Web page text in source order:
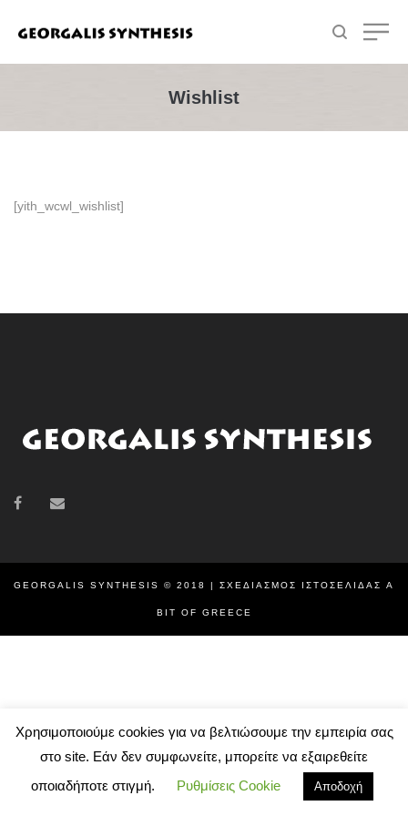
Wishlist
[yith_wcwl_wishlist]
GEORGALIS SYNTHESIS © 2018 | ΣΧΕΔΙΑΣΜΌΣ ΙΣΤΟΣΕΛΊΔΑΣ A
BIT OF GREECE
Χρησιμοποιούμε cookies για να βελτιώσουμε την εμπειρία σας
στο site. Εάν δεν συμφωνείτε, μπορείτε να εξαιρεθείτε
οποιαδήποτε στιγμή.
Ρυθμίσεις Cookie Αποδοχή